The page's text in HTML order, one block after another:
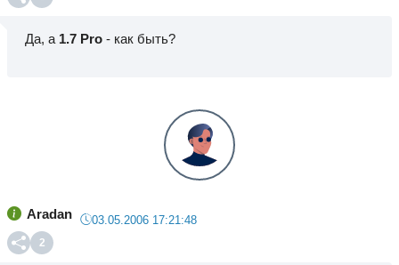
Да, а 1.7 Pro - как быть?
Aradan 03.05.2006 17:21:48
2